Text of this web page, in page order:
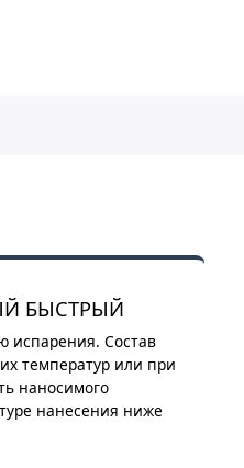
БЫСТРЫЙ
испарения. Состав
температур или при
наносимого
нанесения ниже